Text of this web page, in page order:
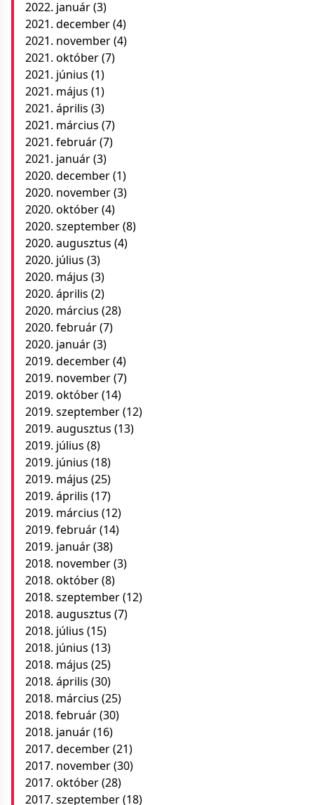
2022. január(3)
2021. december(4)
2021. november(4)
2021. október(7)
2021. június (1)
2021. május (1)
2021. április (3)
2021. március (7)
2021. február(7)
2021. január(3)
2020. december(1)
2020. november(3)
2020. október(4)
2020. szeptember(8)
2020. augusztus (4)
2020. július (3)
2020. május (3)
2020. április (2)
2020. március (28)
2020. február(7)
2020. január(3)
2019. december(4)
2019. november(7)
2019. október(14)
2019. szeptember(12)
2019. augusztus (13)
2019. július (8)
2019. június (18)
2019. május (25)
2019. április (17)
2019. március (12)
2019. február(14)
2019. január(38)
2018. november(3)
2018. október(8)
2018. szeptember(12)
2018. augusztus (7)
2018. július (15)
2018. június (13)
2018. május (25)
2018. április (30)
2018. március (25)
2018. február(30)
2018. január(16)
2017. december(21)
2017. november(30)
2017. október(28)
2017. szeptember(18)